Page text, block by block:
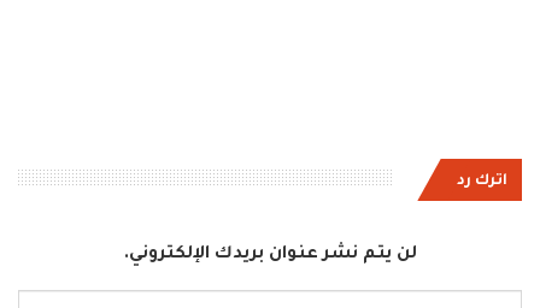
اترك رد
لن يتم نشر عنوان بريدك الإلكتروني.